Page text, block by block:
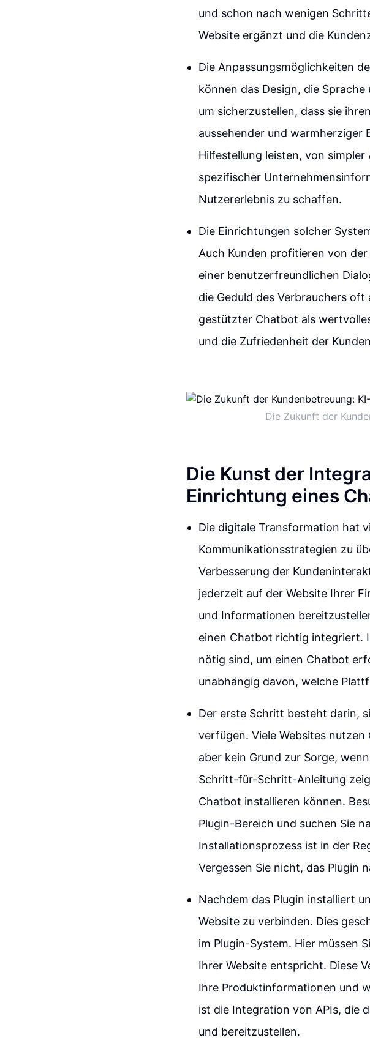
und schon nach wenigen
Website ergänzt und die
Die Anpassungsmöglichkeiten
können das Design, die
um sicherzustellen, dass sie
aussehender und warmherziger
Hilfestellung leisten, von
spezifischer
Nutzererlebnis zu schaffen.
Die Einrichtungen solcher
Auch Kunden profitieren von
einer benutzerfreundlichen
die Geduld des Verbrauchers
gestützter Chatbot als
und die Zufriedenheit der
Die Zukunft der
Die Kunst der
Einrichtung eines
Die digitale Transformation hat
Kommunikationsstrategien zu
Verbesserung der
jederzeit auf der Website Ihrer
und Informationen
einen Chatbot richtig integriert.
nötig sind, um einen Chatbot
unabhängig davon, welche
Der erste Schritt besteht darin,
verfügen. Viele Websites
aber kein Grund zur Sorge,
Schritt-für-Schritt-Anleitung
Chatbot installieren können.
Plugin-Bereich und suchen Sie
Installationsprozess ist in der
Vergessen Sie nicht, das Plugin
Nachdem das Plugin installiert
Website zu verbinden. Dies
im Plugin-System. Hier müssen
Ihrer Website entspricht. Diese
Ihre Produktinformationen und
ist die Integration von APIs, die
und bereitzustellen.